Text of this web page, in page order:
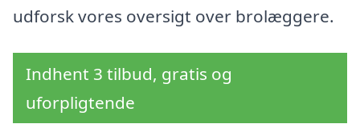
udforsk vores oversigt over brolæggere.
Indhent 3 tilbud, gratis og
uforpligtende